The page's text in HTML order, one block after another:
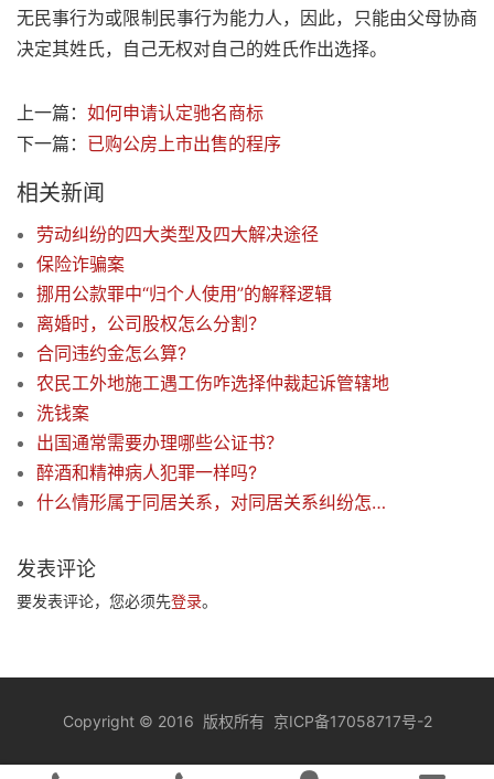
无民事行为或限制民事行为能力人，因此，只能由父母协商
决定其姓氏，自己无权对自己的姓氏作出选择。
上一篇： 如何申请认定驰名商标
下一篇： 已购公房上市出售的程序
相关新闻
劳动纠纷的四大类型及四大解决途径
保险诈骗案
挪用公款罪中“归个人使用”的解释逻辑
离婚时，公司股权怎么分割？
合同违约金怎么算?
农民工外地施工遇工伤咋选择仲裁起诉管辖地
洗钱案
出国通常需要办理哪些公证书？
醉酒和精神病人犯罪一样吗?
什么情形属于同居关系，对同居关系纠纷怎么处理？
发表评论
要发表评论，您必须先登录。
Copyright © 2016 版权所有 京ICP备17058717号-2